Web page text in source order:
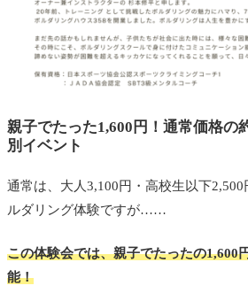
親子でたった1,600円！通常価格の
別イベント
通常は、大人3,100円・高校生以下
ルダリング体験ですが……
この体験会では、親子でたったの1,600
能！